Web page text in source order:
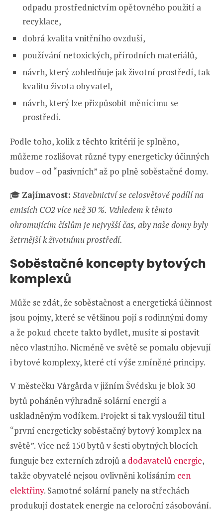
odpadu prostřednictvím opětovného použití a
recyklace,
dobrá kvalita vnitřního ovzduší,
používání netoxických, přírodních materiálů,
návrh, který zohledňuje jak životní prostředí, tak
kvalitu života obyvatel,
návrh, který lze přizpůsobit měnícímu se
prostředí.
Podle toho, kolik z těchto kritérií je splněno,
můžeme rozlišovat různé typy energeticky účinných
budov – od “pasivních” až po plně soběstačné domy.
🎓 Zajímavost: Stavebnictví se celosvětově podílí na
emisích CO2 více než 30 %. Vzhledem k těmto
ohromujícím číslům je nejvyšší čas, aby naše domy byly
šetrnější k životnímu prostředí.
Soběstačné koncepty bytových
komplexů
Může se zdát, že soběstačnost a energetická účinnost
jsou pojmy, které se většinou pojí s rodinnými domy
a že pokud chcete takto bydlet, musíte si postavit
něco vlastního. Nicméně ve světě se pomalu objevují
i bytové komplexy, které ctí výše zmíněné principy.
V městečku Vårgårda v jižním Švédsku je blok 30
bytů poháněn výhradně solární energií a
uskladněným vodíkem. Projekt si tak vysloužil titul
“první energeticky soběstačný bytový komplex na
světě”. Více než 150 bytů v šesti obytných blocích
funguje bez externích zdrojů a dodavatelů energie,
takže obyvatelé nejsou ovlivněni kolísáním cen
elektřiny. Samotné solární panely na střechách
produkují dostatek energie na celoroční zásobování.